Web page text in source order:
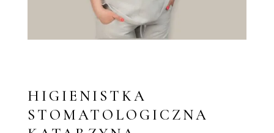
HIGIENISTKA
STOMATOLOGICZNA